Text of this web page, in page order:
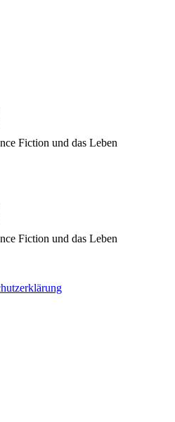
Fiction und das Leben
Fiction und das Leben